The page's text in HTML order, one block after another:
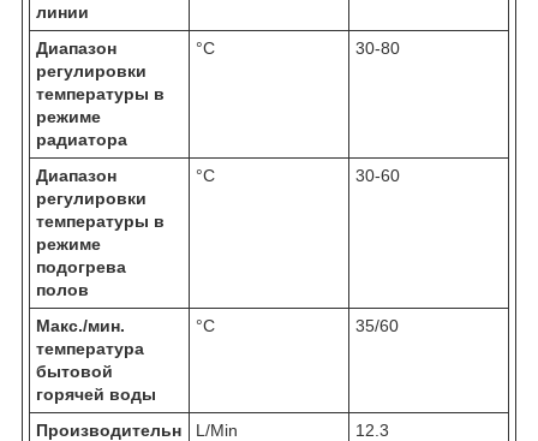
линии
Диапазон
регулировки
температуры в
режиме
радиатора
°C 30-80
Диапазон
регулировки
температуры в
режиме
подогрева
полов
°C 30-60
Макс./мин.
температура
бытовой
горячей воды
°C 35/60
Производительн
L/Min 12.3